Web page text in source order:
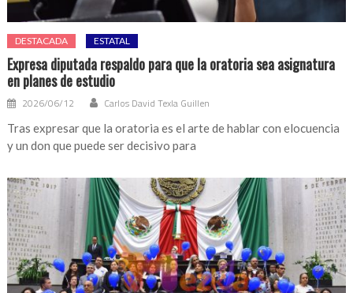
DESTACADA ESTATAL
Expresa diputada respaldo para que la oratoria sea asignatura
en planes de estudio
2026/06/12 Carlos David Texla Guillen
Tras expresar que la oratoria es el arte de hablar con elocuencia
y un don que puede ser decisivo para